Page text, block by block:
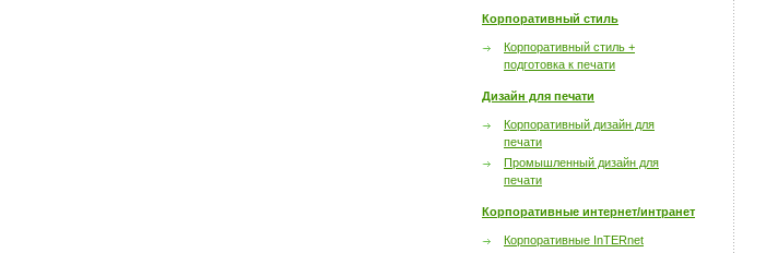
Корпоративный стиль
Корпоративный стиль +
подготовка к печати
Дизайн для печати
Корпоративный дизайн для
печати
Промышленный дизайн для
печати
Корпоративные интернет/интранет
Корпоративные InTERnet